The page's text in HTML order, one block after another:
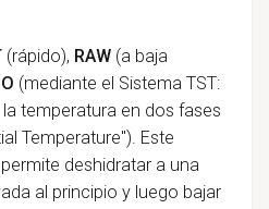
(rápido), RAW (a baja
(mediante el Sistema TST:
temperatura en dos fases
Temperature"). Este
deshidratar a una
al principio y luego bajar